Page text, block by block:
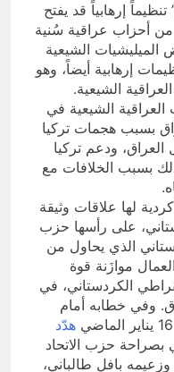
إرهابياً قد يفتح
أحزاب عراقية سُنية
الشيعية
إرهابية أيضاً، وهو
الشيعية.
الشيعية في
بسبب هجمات تركيا
ودعم تركيا
بسبب الخلافات مع
لها علاقات وثيقة
على رأسها حزب
الذي يحاول من
موازَنة قوة
الكردستاني، في
وفي خطابه أمام
هدّد
بصراحة حزب الاتحاد
بافل طالباني،